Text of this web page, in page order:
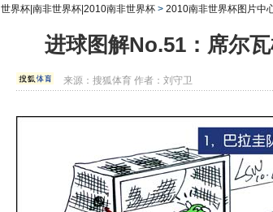
世界杯|南非世界杯|2010南非世界杯 > 2010南非世界杯图片中
进球图解No.51：席尔
来源：搜狐体育 作者：刘守卫